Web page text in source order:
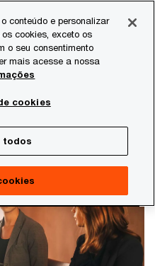
de atividade
introduzidas pela
financeiros
conteúdo e personalizar
cookies, exceto os
o seu consentimento
mais acesse a nossa
cookies
todos